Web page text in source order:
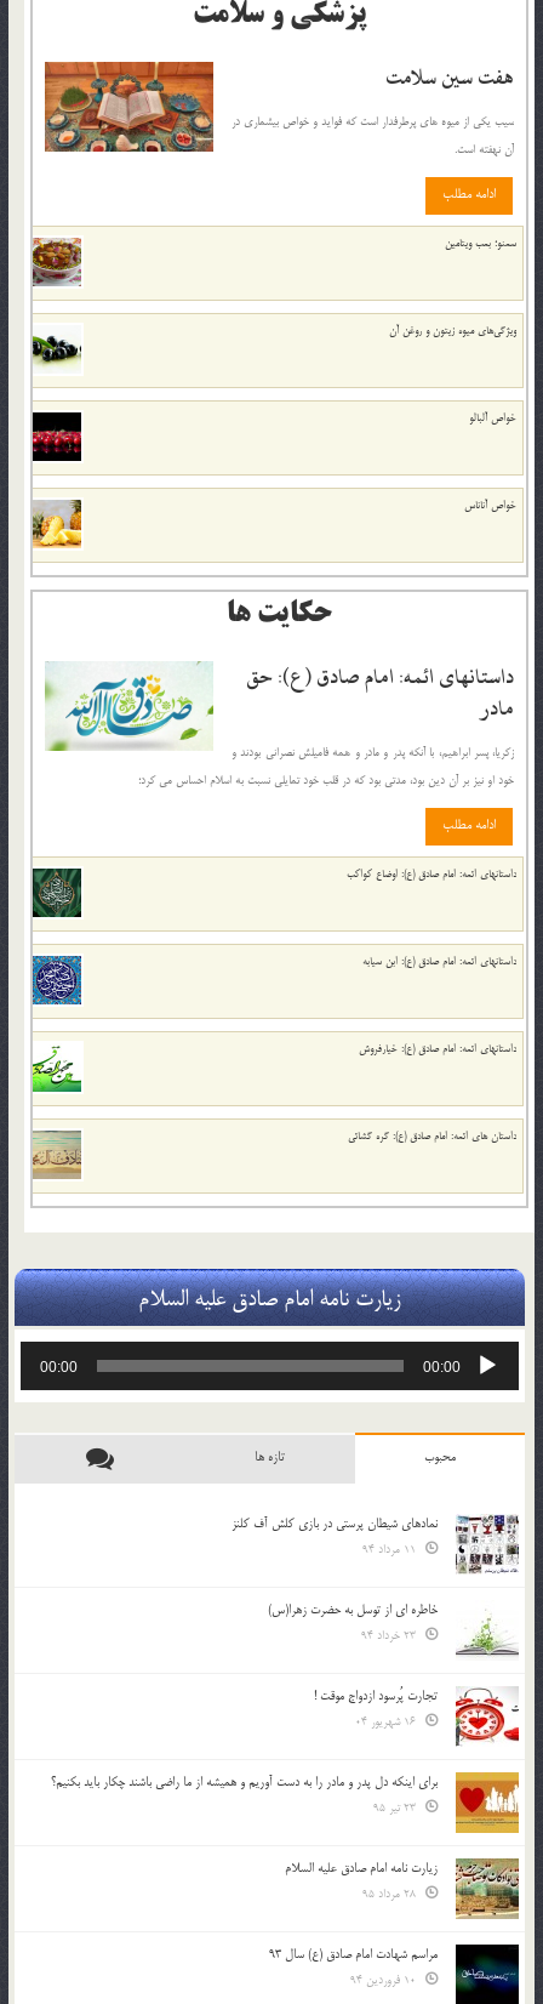
پزشکی و سلامت
هفت سين سلامت
سيب يکي از ميوه هاي پرطرفدار است که فوايد و خواص بيشماري در
آن نهفته است.
ادامه مطلب
سمنو؛ بمب ويتامين
ويژگي‌هاي ميوه زيتون و روغن آن
خواص آلبالو
خواص آناناس
حکایت ها
داستانهای ائمه: امام صادق (ع): حق
مادر
زكریا، پسر ابراهیم، با آنكه پدر و مادر و همه فامیلش نصرانی بودند و
خود او نیز بر آن دین بود، مدتی بود كه در قلب خود تمایلی نسبت به اسلام احساس می كرد؛
ادامه مطلب
داستانهای ائمه: امام صادق (ع): اوضاع کواکب
داستانهای ائمه: امام صادق (ع): ابن سیابه
داستانهای ائمه: امام صادق (ع): خیارفروش
داستان های ائمه: امام صادق (ع): گره گشائی
زیارت نامه امام صادق علیه السلام
پخش‌کننده
00:00
00:00
محبوب تازه ها
نمادهای شیطان پرستی در بازی کلش آف کلنز
خاطره ای از توسل به حضرت زهرا(س)
تجارت پُرسود ازدواج موقت !
براي اينكه دل پدر و مادر را به دست آوريم و هميشه از ما راضي باشند چكار بايد بكنيم؟
زیارت نامه امام صادق علیه السلام
مراسم شهادت امام صادق (ع) سال 93